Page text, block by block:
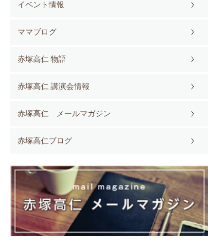
イベント情報
ママブログ
赤塚高仁 物語
赤塚高仁 講演会情報
赤塚高仁 メールマガジン
赤塚高仁ブログ